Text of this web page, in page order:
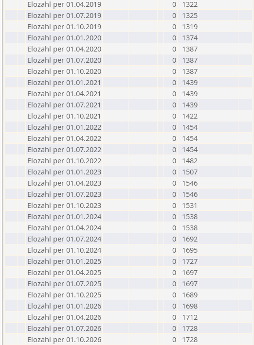
Elozahl per 01.04.2019
0
1322
Elozahl per 01.07.2019
0
1325
Elozahl per 01.10.2019
0
1319
Elozahl per 01.01.2020
0
1374
Elozahl per 01.04.2020
0
1387
Elozahl per 01.07.2020
0
1387
Elozahl per 01.10.2020
0
1387
Elozahl per 01.01.2021
0
1439
Elozahl per 01.04.2021
0
1439
Elozahl per 01.07.2021
0
1439
Elozahl per 01.10.2021
0
1422
Elozahl per 01.01.2022
0
1454
Elozahl per 01.04.2022
0
1454
Elozahl per 01.07.2022
0
1454
Elozahl per 01.10.2022
0
1482
Elozahl per 01.01.2023
0
1507
Elozahl per 01.04.2023
0
1546
Elozahl per 01.07.2023
0
1546
Elozahl per 01.10.2023
0
1531
Elozahl per 01.01.2024
0
1538
Elozahl per 01.04.2024
0
1538
Elozahl per 01.07.2024
0
1692
Elozahl per 01.10.2024
0
1695
Elozahl per 01.01.2025
0
1727
Elozahl per 01.04.2025
0
1697
Elozahl per 01.07.2025
0
1697
Elozahl per 01.10.2025
0
1689
Elozahl per 01.01.2026
0
1698
Elozahl per 01.04.2026
0
1712
Elozahl per 01.07.2026
0
1728
Elozahl per 01.10.2026
0 1728